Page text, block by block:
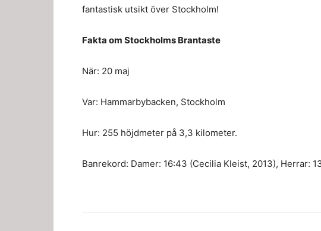
fantastisk utsikt över Stockholm!
Fakta om Stockholms Brantaste
När: 20 maj
Var: Hammarbybacken, Stockholm
Hur: 255 höjdmeter på 3,3 kilometer.
Banrekord: Damer: 16:43 (Cecilia Kleist, 2013), Herrar: